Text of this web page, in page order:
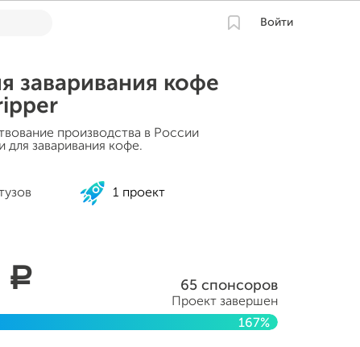
Войти
заваривания кофе
производства в России
заваривания кофе.
1 проект
a 65 спонсоров
Проект завершен
167%